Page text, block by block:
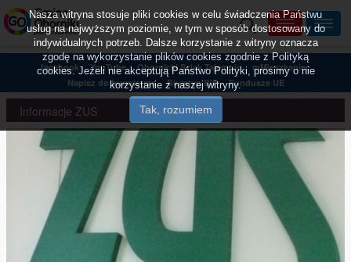
facebook YouTube Obornicki Szlak Tajemnic
mMieszkaniec
Napisz do burmistrza
Biuletyn BIP Fundusze UE
Informacje ZUS
Nasza witryna stosuje pliki cookies w celu świadczenia Państwu
usług na najwyższym poziomie, w tym w sposób dostosowany do
indywidualnych potrzeb. Dalsze korzystanie z witryny oznacza
zgodę na wykorzystanie plików cookies zgodnie z Polityką
cookies. Jeżeli nie akceptują Państwo Polityki, prosimy o nie
korzystanie z naszej witryny.